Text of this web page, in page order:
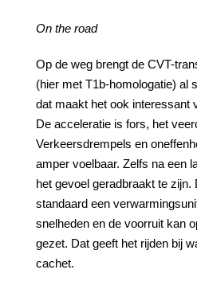
On the road
Op de weg brengt de CVT-
(hier met T1b-homologatie) al
dat maakt het ook interessant
De acceleratie is fors, het
Verkeersdrempels en
amper voelbaar. Zelfs na een
het gevoel geradbraakt te zijn.
standaard een
snelheden en de voorruit kan
gezet. Dat geeft het rijden bij
cachet.